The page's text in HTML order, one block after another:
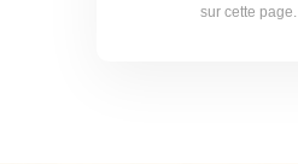
sur cette page.